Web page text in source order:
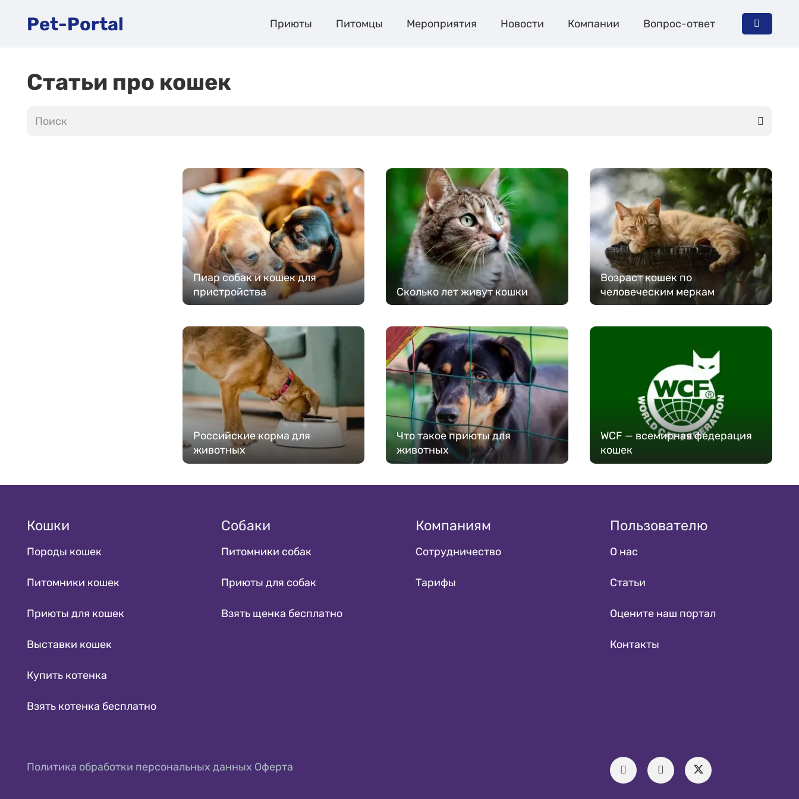
Pet-Portal Приюты Питомцы Мероприятия Новости Компании Вопрос-ответ
Статьи про кошек
Пиар собак и кошек для
пристройства
Сколько лет живут кошки
Возраст кошек по
человеческим меркам
Российские корма для
животных
Что такое приюты для
животных
WCF — всемирная федерация
кошек
Кошки
Породы кошек
Питомники кошек
Приюты для кошек
Выставки кошек
Купить котенка
Взять котенка бесплатно
Собаки
Питомники собак
Приюты для собак
Взять щенка бесплатно
Компаниям
Сотрудничество
Тарифы
Пользователю
О нас
Статьи
Оцените наш портал
Контакты
Политика обработки персональных данных Оферта